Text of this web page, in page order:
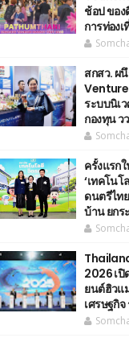
ช้อป ของ
การท่อง
สกสว. ผ
Venture
ระบบนิเ
กองทุน ว
ครั้งแรก
‘เทคโน
ดนตรีไท
บ้าน ยก
2026 เ
ยนต์ฮิวแ
เศรษฐกิ